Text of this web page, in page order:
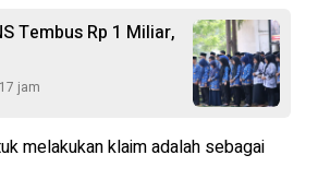
Tembus Rp 1 Miliar,
17 jam
melakukan klaim adalah sebagai